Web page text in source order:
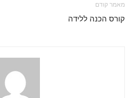
מאמר קודם
קורס הכנה ללידה